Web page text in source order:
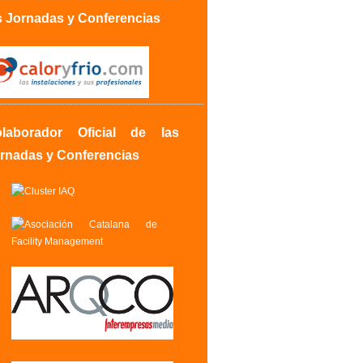
Jornadas y Conferencias
Oficial de las
y Conferencias